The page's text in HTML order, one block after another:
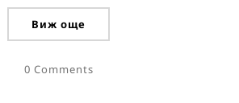
Виж още
0 Comments